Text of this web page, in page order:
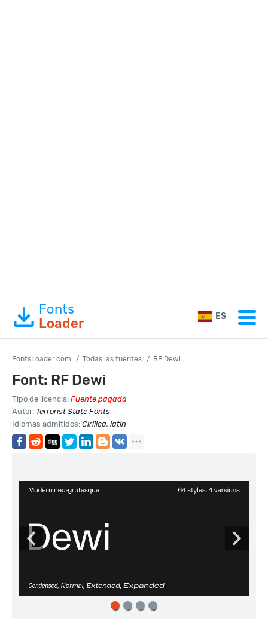
Fonts
Loader
ES
FontsLoader.com Todas las fuentes RF Dewi
Font: RF Dewi
Tipo de licencia: Fuente pagada
Autor: Terrorist State Fonts
Idiomas admitidos: Cirílica, latín